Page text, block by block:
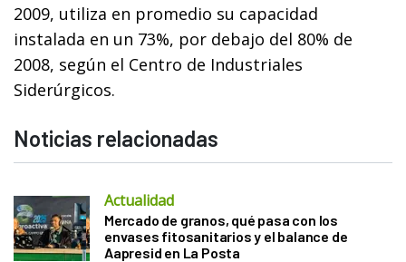
2009, utiliza en promedio su capacidad
instalada en un 73%, por debajo del 80% de
2008, según el Centro de Industriales
Siderúrgicos.
Noticias relacionadas
Actualidad
Mercado de granos, qué pasa con los
envases fitosanitarios y el balance de
Aapresid en La Posta